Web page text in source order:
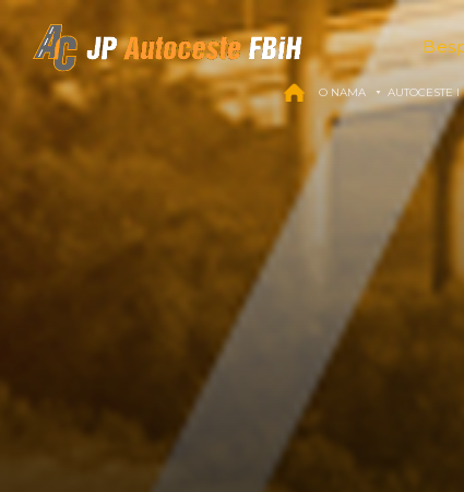
Skip to content
O NAMA AUTOCESTE I